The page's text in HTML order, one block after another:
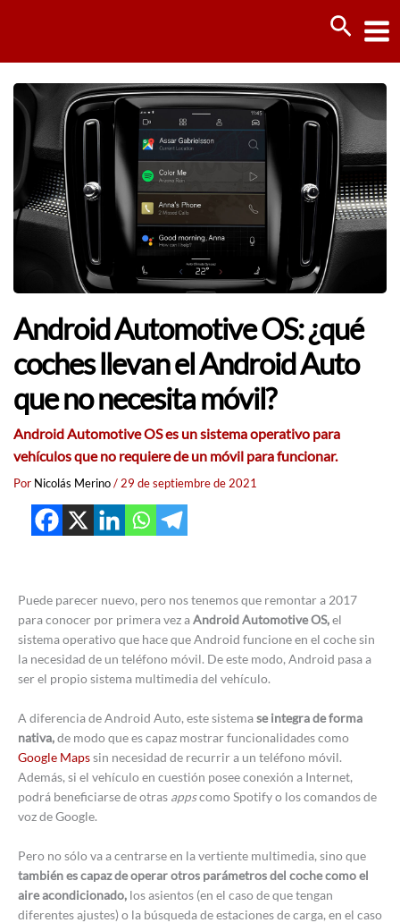
Android Automotive OS: ¿qué
coches llevan el Android Auto
que no necesita móvil?
Android Automotive OS es un sistema operativo para
vehículos que no requiere de un móvil para funcionar.
Por Nicolás Merino/ 29 de septiembre de 2021
Puede parecer nuevo, pero nos tenemos que remontar a 2017
para conocer por primera vez aAndroid Automotive OS,el
sistema operativo que hace que Android funcione en el coche sin
la necesidad de un teléfono móvil. De este modo, Android pasa a
ser el propio sistema multimedia del vehículo.
A diferencia de Android Auto, este sistemase integra de forma
nativa,de modo que es capaz mostrar funcionalidades como
Google Mapssin necesidad de recurrir a un teléfono móvil.
Además, si el vehículo en cuestión posee conexión a Internet,
podrá beneficiarse de otras appscomo Spotify o los comandos de
voz de Google.
Pero no sólo va a centrarse en la vertiente multimedia, sino que
también es capaz de operar otros parámetros del coche como el
aire acondicionado, los asientos (en el caso de que tengan
diferentes ajustes) o la búsqueda de estaciones de carga, en el caso